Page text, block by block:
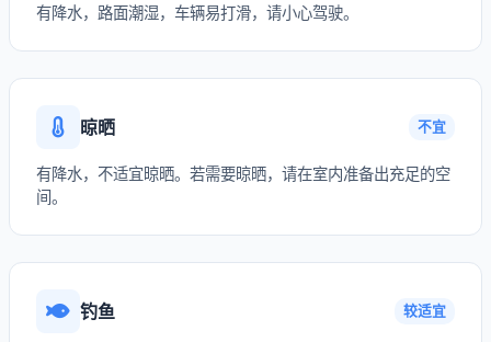
有降水，路面潮湿，车辆易打滑，请小心驾驶。
晾晒 不宜
有降水，不适宜晾晒。若需要晾晒，请在室内准备出充足的空
间。
钓鱼 较适宜